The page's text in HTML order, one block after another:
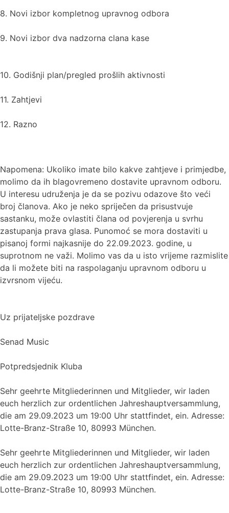
8. Novi izbor kompletnog upravnog odbora
9. Novi izbor dva nadzorna clana kase
10. Godišnji plan/pregled prošlih aktivnosti
11. Zahtjevi
12. Razno
Napomena: Ukoliko imate bilo kakve zahtjeve i primjedbe,
molimo da ih blagovremeno dostavite upravnom odboru.
U interesu udruženja je da se pozivu odazove što veći
broj članova. Ako je neko spriječen da prisustvuje
sastanku, može ovlastiti člana od povjerenja u svrhu
zastupanja prava glasa. Punomoć se mora dostaviti u
pisanoj formi najkasnije do 22.09.2023. godine, u
suprotnom ne važi. Molimo vas da u isto vrijeme razmislite
da li možete biti na raspolaganju upravnom odboru u
izvrsnom vijeću.
Uz prijateljske pozdrave
Senad Music
Potpredsjednik Kluba
Sehr geehrte Mitgliederinnen und Mitglieder, wir laden
euch herzlich zur ordentlichen Jahreshauptversammlung,
die am 29.09.2023 um 19:00 Uhr stattfindet, ein. Adresse:
Lotte-Branz-Straße 10, 80993 München.
Sehr geehrte Mitgliederinnen und Mitglieder, wir laden
euch herzlich zur ordentlichen Jahreshauptversammlung,
die am 29.09.2023 um 19:00 Uhr stattfindet, ein. Adresse:
Lotte-Branz-Straße 10, 80993 München.